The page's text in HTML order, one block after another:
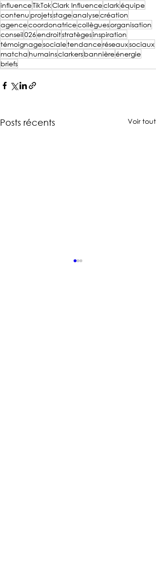
influenceTikTokClark Influenceclarkéquipe
contenu projetsstageanalysecréation
agencecoordonatricecollèguesorganisation
conseil026endroitstratègesinspiration
témoignagesocialetendanceréseauxsociaux
matcha humainsclarkersbannièreénergie
briefs
Posts récents Voir tout